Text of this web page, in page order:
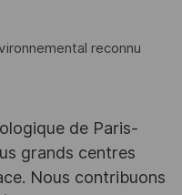
reconnu
de Paris-
grands centres
Nous contribuons